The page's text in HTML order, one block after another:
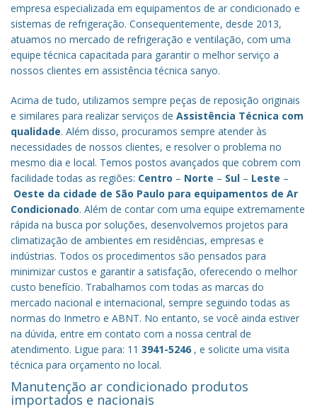
empresa especializada em equipamentos de ar condicionado e
sistemas de refrigeração. Consequentemente, desde 2013,
atuamos no mercado de refrigeração e ventilação, com uma
equipe técnica capacitada para garantir o melhor serviço a
nossos clientes em assistência técnica sanyo.
Acima de tudo, utilizamos sempre peças de reposição originais
e similares para realizar serviços de Assistência Técnica com
qualidade. Além disso, procuramos sempre atender às
necessidades de nossos clientes, e resolver o problema no
mesmo dia e local. Temos postos avançados que cobrem com
facilidade todas as regiões: Centro – Norte – Sul – Leste –
Oeste da cidade de São Paulo para equipamentos de Ar
Condicionado. Além de contar com uma equipe extremamente
rápida na busca por soluções, desenvolvemos projetos para
climatização de ambientes em residências, empresas e
indústrias. Todos os procedimentos são pensados para
minimizar custos e garantir a satisfação, oferecendo o melhor
custo benefício. Trabalhamos com todas as marcas do
mercado nacional e internacional, sempre seguindo todas as
normas do Inmetro e ABNT. No entanto, se você ainda estiver
na dúvida, entre em contato com a nossa central de
atendimento. Ligue para: 11 3941-5246 , e solicite uma visita
técnica para orçamento no local.
Manutenção ar condicionado produtos
importados e nacionais